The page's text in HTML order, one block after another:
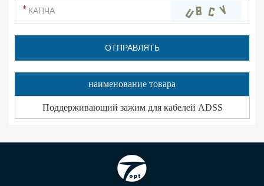
наименование товара
Поддерживающий зажим для кабелей ADSS